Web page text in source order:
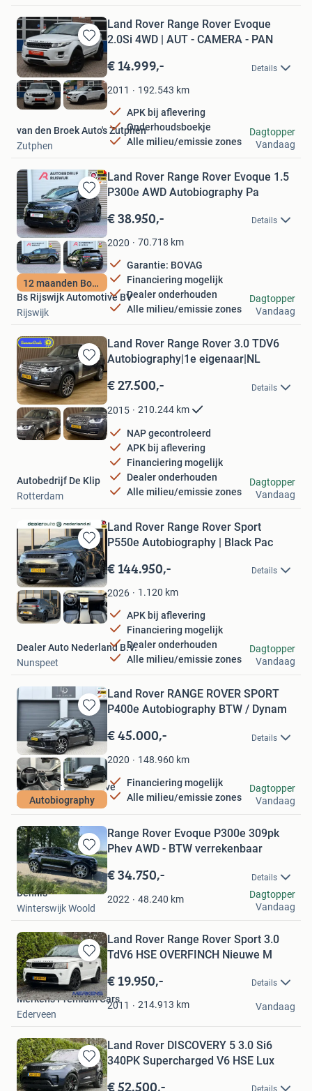
Bewaren
Mijn
Favorieten
Land Rover Range Rover Evoque
2.0Si 4WD | AUT - CAMERA - PAN
€ 14.999,- Details
2011 192.543 km
APK bij aflevering
Onderhoudsboekje
Alle milieu/emissie zones
van den Broek Auto's Zutphen
Zutphen
Dagtopper
Vandaag
Bewaren
in
Mijn
Favorieten
12 maanden Bovag
Land Rover Range Rover Evoque 1.5
P300e AWD Autobiography Pa
€ 38.950,- Details
2020 70.718 km
Garantie: BOVAG
Financiering mogelijk
Dealer onderhouden
Alle milieu/emissie zones
Bs Rijswijk Automotive BV
Rijswijk
Dagtopper
Vandaag
Bewaren
in
Mijn
Favorieten
Land Rover Range Rover 3.0 TDV6
Autobiography|1e eigenaar|NL
€ 27.500,- Details
2015 210.244 km
NAP gecontroleerd
APK bij aflevering
Financiering mogelijk
Dealer onderhouden
Alle milieu/emissie zones
Autobedrijf De Klip
Rotterdam
Dagtopper
Vandaag
Bewaren
in
Mijn
Favorieten
Land Rover Range Rover Sport
P550e Autobiography | Black Pac
€ 144.950,- Details
2026 1.120 km
APK bij aflevering
Financiering mogelijk
Dealer onderhouden
Alle milieu/emissie zones
Dealer Auto Nederland B.V.
Nunspeet
Dagtopper
Vandaag
Bewaren
in
Mijn
Favorieten
Autobiography
Land Rover RANGE ROVER SPORT
P400e Autobiography BTW / Dynam
€ 45.000,- Details
2020 148.960 km
Financiering mogelijk
Alle milieu/emissie zones
Lan Dauer Automotive
Zeewolde
Dagtopper
Vandaag
Bewaren
in
Mijn
Favorieten
Range Rover Evoque P300e 309pk
Phev AWD - BTW verrekenbaar
€ 34.750,- Details
2022 48.240 km
Dennis
Winterswijk Woold
Dagtopper
Vandaag
Bewaren
in
Mijn
Favorieten
Land Rover Range Rover Sport 3.0
TdV6 HSE OVERFINCH Nieuwe M
€ 19.950,- Details
2011 214.913 km
Merkens Premium Cars
Ederveen
Vandaag
Bewaren
in
Land Rover DISCOVERY 5 3.0 Si6
340PK Supercharged V6 HSE Lux
€ 52.500,- Details